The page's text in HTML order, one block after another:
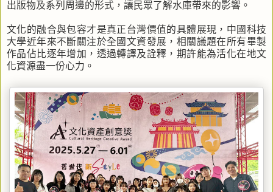
出版物及系列周邊的形式，讓民眾了解水庫帶來的影響。
文化的融合與包容才是真正台灣價值的具體展現，中國科技
大學近年來不斷關注於全國文資發展，相關議題在所有畢製
作品佔比逐年增加，透過轉譯及詮釋，期許能為活化在地文
化資源盡一份心力。